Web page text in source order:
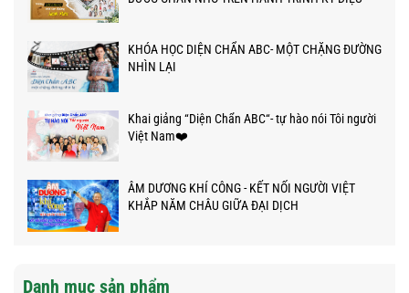
KHÓA HỌC DIỆN CHẨN ABC- MỘT CHẶNG ĐƯỜNG
NHÌN LẠI
Khai giảng “Diện Chẩn ABC“- tự hào nói Tôi người
Việt Nam❤️
ÂM DƯƠNG KHÍ CÔNG - KẾT NỐI NGƯỜI VIỆT
KHẮP NĂM CHÂU GIỮA ĐẠI DỊCH
Danh mục sản phẩm